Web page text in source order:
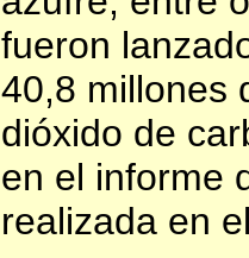
fueron
40,8 millones
dióxido de
en el informe
realizada en